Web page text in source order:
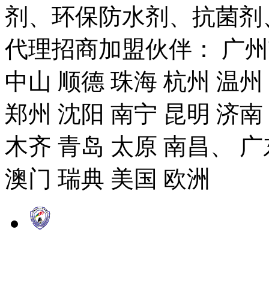
剂、环保防水剂、抗菌
代理招商加盟伙伴： 广
中山 顺德 珠海 杭州 温
郑州 沈阳 南宁 昆明 济
木齐 青岛 太原 南昌、
澳门 瑞典 美国 欧洲